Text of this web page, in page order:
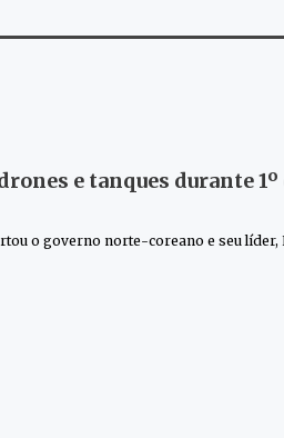
e tanques durante
o governo norte-coreano e seu